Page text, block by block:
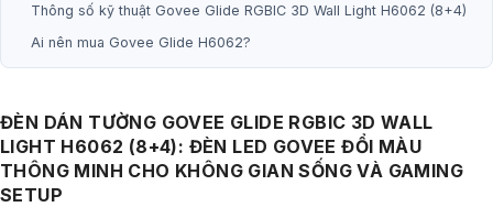
Thông số kỹ thuật Govee Glide RGBIC 3D Wall Light H6062 (8+4)
Ai nên mua Govee Glide H6062?
ĐÈN DÁN TƯỜNG GOVEE GLIDE RGBIC 3D WALL
LIGHT H6062 (8+4): ĐÈN LED GOVEE ĐỔI MÀU
THÔNG MINH CHO KHÔNG GIAN SỐNG VÀ GAMING
SETUP